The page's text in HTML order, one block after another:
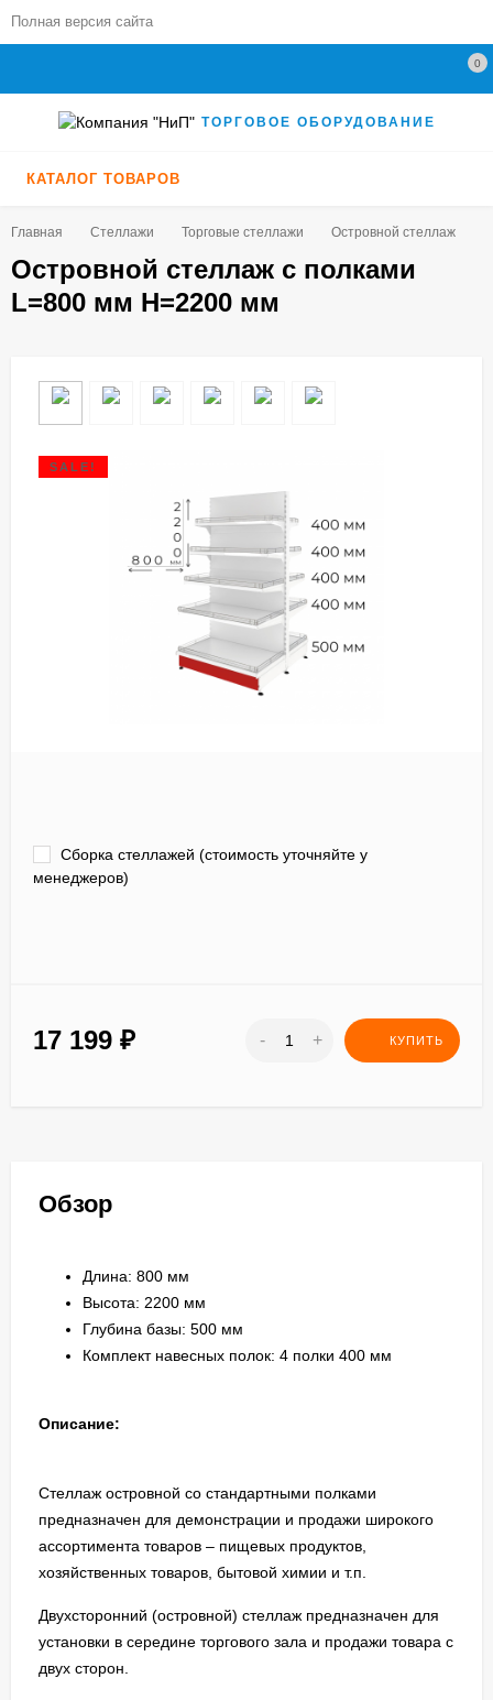
Полная версия сайта
0
ТОРГОВОЕ ОБОРУДОВАНИЕ
КАТАЛОГ ТОВАРОВ
Главная Стеллажи Торговые стеллажи Островной стеллаж
Островной стеллаж с полками
L=800 мм H=2200 мм
SALE!
Сборка стеллажей (стоимость уточняйте у
менеджеров)
17 199 ₽ - + КУПИТЬ
Обзор
Длина: 800 мм
Высота: 2200 мм
Глубина базы: 500 мм
Комплект навесных полок: 4 полки 400 мм
Описание:
Стеллаж островной со стандартными полками
предназначен для демонстрации и продажи широкого
ассортимента товаров – пищевых продуктов,
хозяйственных товаров, бытовой химии и т.п.
Двухсторонний (островной) стеллаж предназначен для
установки в середине торгового зала и продажи товара с
двух сторон.